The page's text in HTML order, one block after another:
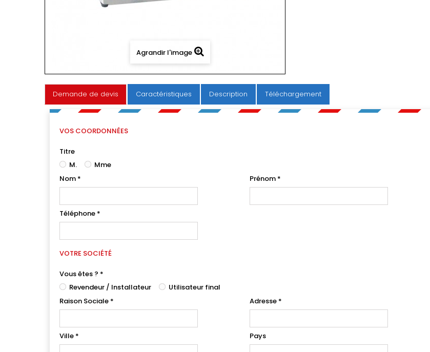
Agrandir l'image
Demande de devis Caractéristiques Description Téléchargement
VOS COORDONNÉES
Titre
M.
Mme
Nom * Prénom *
Téléphone *
VOTRE SOCIÉTÉ
Vous êtes ? *
Revendeur / Installateur
Utilisateur final
Raison Sociale * Adresse *
Ville * Pays